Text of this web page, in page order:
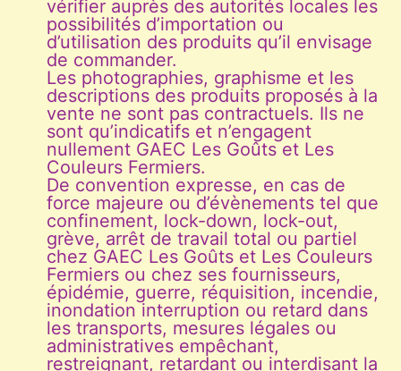
vérifier auprès des autorités locales les
possibilités d’importation ou
d’utilisation des produits qu’il envisage
de commander.
Les photographies, graphisme et les
descriptions des produits proposés à la
vente ne sont pas contractuels. Ils ne
sont qu’indicatifs et n’engagent
nullement GAEC Les Goûts et Les
Couleurs Fermiers.
De convention expresse, en cas de
force majeure ou d’évènements tel que
confinement, lock-down, lock-out,
grève, arrêt de travail total ou partiel
chez GAEC Les Goûts et Les Couleurs
Fermiers ou chez ses fournisseurs,
épidémie, guerre, réquisition, incendie,
inondation interruption ou retard dans
les transports, mesures légales ou
administratives empêchant,
restreignant, retardant ou interdisant la